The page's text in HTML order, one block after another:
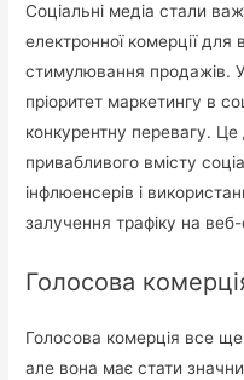
Соціальні медіа стали
електронної комерції для
стимулювання продажів.
пріоритет маркетингу в
конкурентну перевагу.
привабливого вмісту
інфлюенсерів і
залучення трафіку на веб-
Голосова
Голосова комерція все ще
але вона має стати